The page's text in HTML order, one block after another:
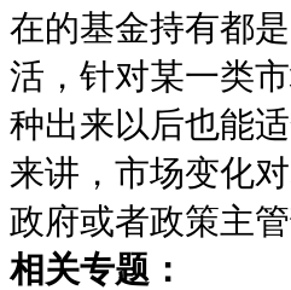
在的基金持有都
活，针对某一类
种出来以后也能
来讲，市场变化
政府或者政策主
相关专题：